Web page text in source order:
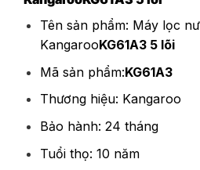
Tên sản phẩm: Máy lọc
KangarooKG61A3 5 lõi
Mã sản phẩm:KG61A3
Thương hiệu: Kangaroo
Bảo hành: 24 tháng
Tuổi thọ: 10 năm